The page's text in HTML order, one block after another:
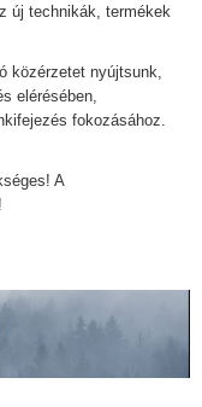
új technikák, termékek
közérzetet nyújtsunk,
elérésében,
fokozásához.
A